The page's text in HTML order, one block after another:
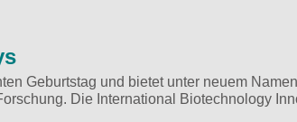
Geburtstag und bietet unter neuem
Die International Biotechnology